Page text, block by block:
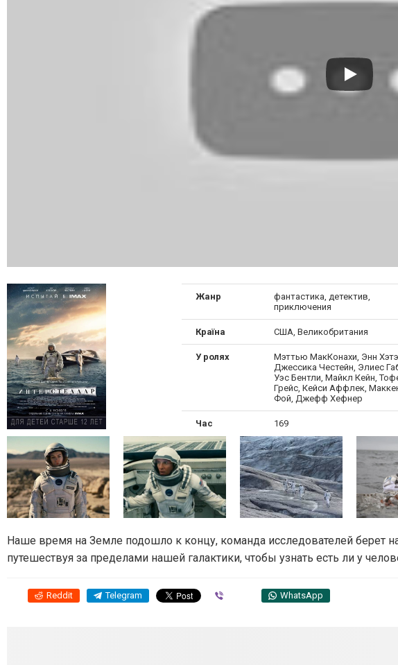
Жанр
фантастика, детектив,
приключения
Країна США, Великобритания
У ролях
Мэттью МакКонахи, Энн
Джессика Честейн, Элиес
Уэс Бентли, Майкл Кейн,
Грейс, Кейси Аффлек,
Фой, Джефф Хефнер
Час 169
Наше время на Земле подошло к концу, команда исследователей берет
путешествуя за пределами нашей галактики, чтобы узнать есть ли у
Reddit Telegram WhatsApp